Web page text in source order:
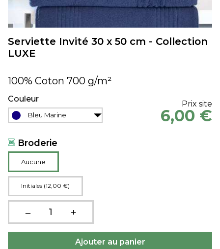
Serviette Invité 30 x 50 cm - Collection
LUXE
100% Coton 700 g/m²
Couleur
Bleu Marine
Broderie
Aucune
Initiales (12,00 €)
Prix site
6,00 €